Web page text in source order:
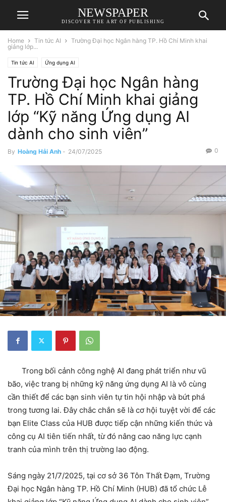
NEWSPAPER
DISCOVER THE ART OF PUBLISHING
Home Tin tức AI
Trường Đại học Ngân hàng TP. Hồ Chí Minh khai
giảng lớp...
Tin tức AI Ứng dụng AI
Trường Đại học Ngân hàng
TP. Hồ Chí Minh khai giảng
lớp “Kỹ năng Ứng dụng AI
dành cho sinh viên”
By Hoàng Hải Anh - 24/07/2025 0
Trong bối cảnh công nghệ AI đang phát triển như vũ
bão, việc trang bị những kỹ năng ứng dụng AI là vô cùng
cần thiết để các bạn sinh viên tự tin hội nhập và bứt phá
trong tương lai. Đây chắc chắn sẽ là cơ hội tuyệt vời để các
bạn Elite Class của HUB được tiếp cận những kiến thức và
công cụ AI tiên tiến nhất, từ đó nâng cao năng lực cạnh
tranh của mình trên thị trường lao động.
Sáng ngày 21/7/2025, tại cơ sở 36 Tôn Thất Đạm, Trường
Đại học Ngân hàng TP. Hồ Chí Minh (HUB) đã tổ chức Lễ